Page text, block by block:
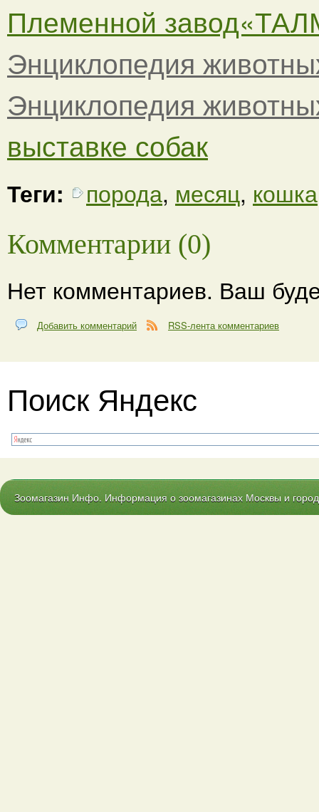
Племенной
Энциклопедия
Энциклопедия
выставке собак
Теги: порода, месяц, кошка
Комментарии (0)
Нет комментариев. Ваш
Добавить комментарий RSS-лента комментариев
Поиск Яндекс
Зоомагазин Инфо. Информация о зоомагазинах Москвы и